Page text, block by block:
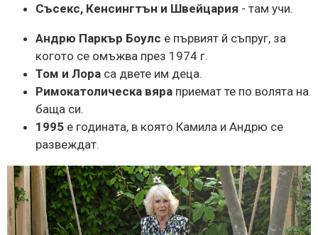
Съсекс, Кенсингтън и Швейцария - там учи.
Андрю Паркър Боулс е първият й съпруг, за
когото се омъжва през 1974 г.
Том и Лора са двете им деца.
Римокатолическа вяра приемат те по волята на
баща си.
1995 е годината, в която Камила и Андрю се
развеждат.